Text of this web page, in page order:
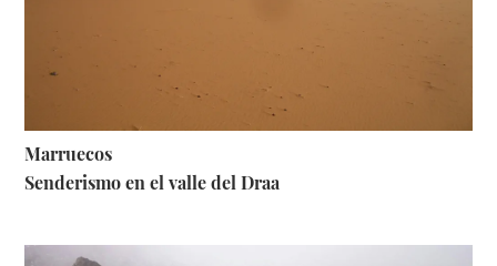
Marruecos
Senderismo en el valle del Draa